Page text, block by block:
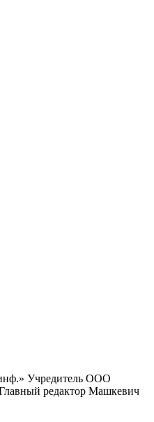
Учредитель ООО
редактор Машкевич